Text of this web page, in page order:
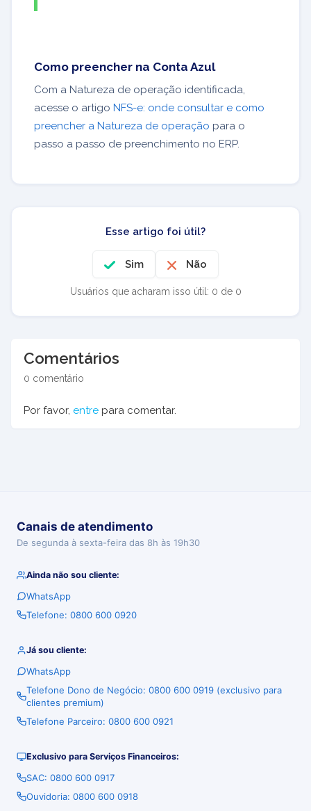
Como preencher na Conta Azul
Com a Natureza de operação identificada,
acesse o artigo NFS-e: onde consultar e como
preencher a Natureza de operação para o
passo a passo de preenchimento no ERP.
Esse artigo foi útil?
Sim Não
Usuários que acharam isso útil: 0 de 0
Comentários
0 comentário
Por favor, entre para comentar.
Canais de atendimento
De segunda à sexta-feira das 8h às 19h30
Ainda não sou cliente:
WhatsApp
Telefone: 0800 600 0920
Já sou cliente:
WhatsApp
Telefone Dono de Negócio: 0800 600 0919 (exclusivo para
clientes premium)
Telefone Parceiro: 0800 600 0921
Exclusivo para Serviços Financeiros:
SAC: 0800 600 0917
Ouvidoria: 0800 600 0918